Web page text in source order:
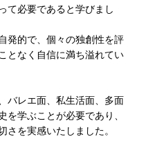
て必要であると学びまし
発的で、個々の独創性を評
となく自信に満ち溢れてい
バレエ面、私生活面、多面
を学ぶことが必要であり、
さを実感いたしました。